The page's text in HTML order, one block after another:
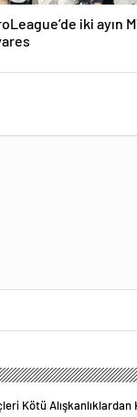
iki ayın
Kötü